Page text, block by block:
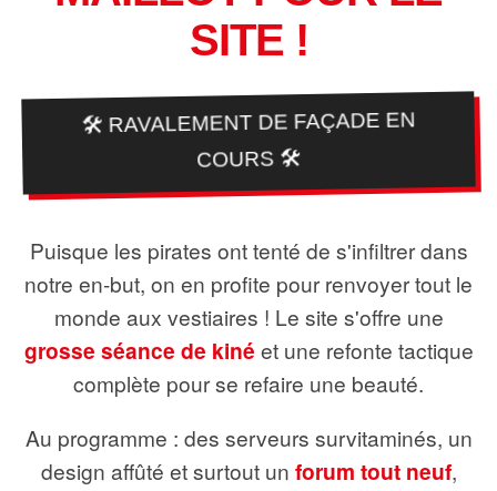
SITE !
🛠️ RAVALEMENT DE FAÇADE EN
COURS 🛠️
Puisque les pirates ont tenté de s'infiltrer dans
notre en-but, on en profite pour renvoyer tout le
monde aux vestiaires ! Le site s'offre une
grosse séance de kiné et une refonte tactique
complète pour se refaire une beauté.
Au programme : des serveurs survitaminés, un
design affûté et surtout un forum tout neuf,